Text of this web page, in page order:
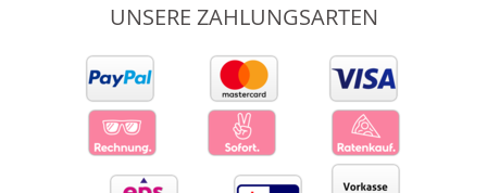
UNSERE ZAHLUNGSARTEN